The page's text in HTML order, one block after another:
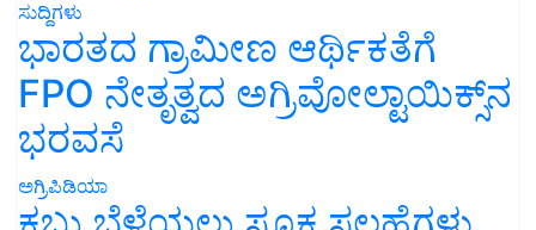
ಸುದ್ದಿಗಳು
ಭಾರತದ ಗ್ರಾಮೀಣ ಆರ್ಥಿಕತೆಗೆ
FPO ನೇತೃತ್ವದ ಅಗ್ರಿವೋಲ್ಟಾಯಿಕ್ಸ್‌ನ
ಭರವಸೆ
ಅಗ್ರಿಪಿಡಿಯಾ